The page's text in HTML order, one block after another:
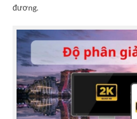
đương.